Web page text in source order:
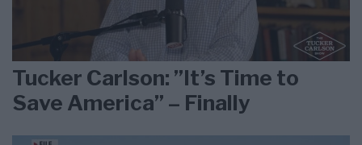
Tucker Carlson: ”It’s Time to
Save America” – Finally